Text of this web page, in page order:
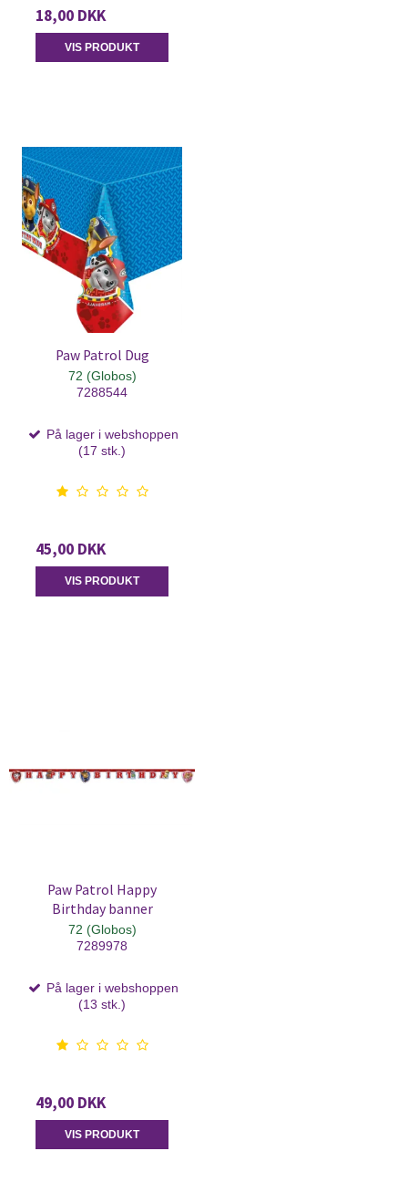
18,00 DKK
VIS PRODUKT
Paw Patrol Dug
72 (Globos)
7288544
På lager i webshoppen
(17 stk.)
45,00 DKK
VIS PRODUKT
Paw Patrol Happy
Birthday banner
72 (Globos)
7289978
På lager i webshoppen
(13 stk.)
49,00 DKK
VIS PRODUKT